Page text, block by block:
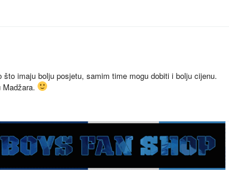
što imaju bolju posjetu, samim time mogu dobiti i bolju cijenu.